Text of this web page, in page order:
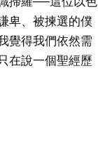
卑、被揀選的僕
覺得我們依然需
在說一個聖經歷